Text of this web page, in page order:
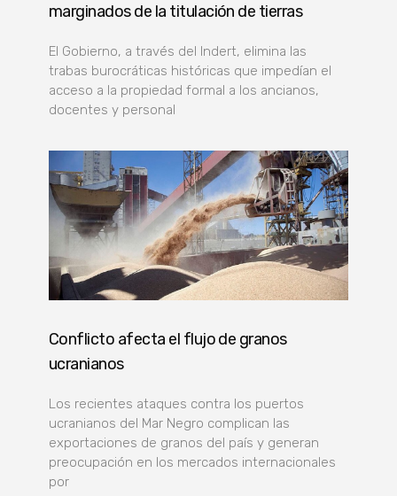
marginados de la titulación de tierras
El Gobierno, a través del Indert, elimina las
trabas burocráticas históricas que impedían el
acceso a la propiedad formal a los ancianos,
docentes y personal
Conflicto afecta el flujo de granos
ucranianos
Los recientes ataques contra los puertos
ucranianos del Mar Negro complican las
exportaciones de granos del país y generan
preocupación en los mercados internacionales
por